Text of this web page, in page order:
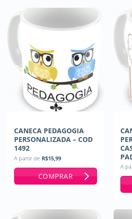
CANECA PEDAGOGIA
PERSONALIZADA – COD
1492
A partir de R$15,99
COMPRAR
A